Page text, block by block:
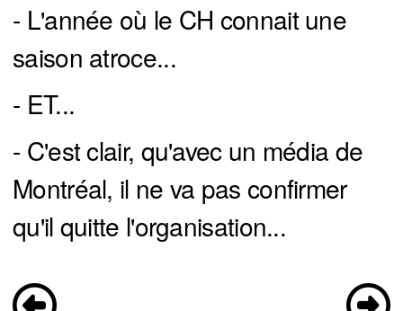
- L'année où le CH connait une
saison atroce...
- ET...
- C'est clair, qu'avec un média de
Montréal, il ne va pas confirmer
qu'il quitte l'organisation...